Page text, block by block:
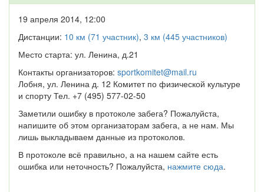
19 апреля 2014, 12:00
Дистанции: 10 км (71 участник), 3 км (445 участников)
Место старта: ул. Ленина, д.21
Контакты организаторов: sportkomitet@mail.ru
Лобня, ул. Ленина д. 12 Комитет по физической культуре
и спорту Тел. +7 (495) 577-02-50
Заметили ошибку в протоколе забега? Пожалуйста,
напишите об этом организаторам забега, а не нам. Мы
лишь выкладываем данные из протоколов.
В протоколе всё правильно, а на нашем сайте есть
ошибка или неточность? Пожалуйста, нажмите сюда.